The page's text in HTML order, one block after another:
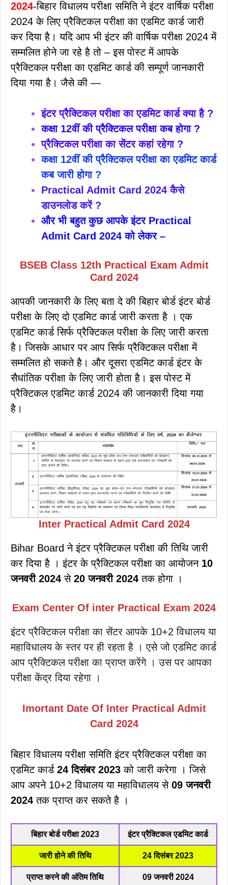
2024-बिहार विधालय परीक्षा समिति ने इंटर वार्षिक परीक्षा
2024 के लिए प्रैक्टिकल परीक्षा का एडमिट कार्ड जारी
कर दिया है। यदि आप भी इंटर की वार्षिक परीक्षा 2024 में
सम्मलित होने जा रहे है तो – इस पोस्ट में आपके
प्रैक्टिकल परीक्षा का एडमिट कार्ड की सम्पूर्ण जानकारी
दिया गया है। जैसे की —
इंटर प्रैक्टिकल परीक्षा का एडमिट कार्ड क्या है ?
कक्षा 12वीं की प्रैक्टिकल परीक्षा कब होगा ?
प्रैक्टिकल परीक्षा का सेंटर कहां रहेगा ?
कक्षा 12वीं की प्रैक्टिकल परीक्षा का एडमिट कार्ड
कब जारी होगा ?
Practical Admit Card 2024 कैसे
डाउनलोड करें ?
और भी बहुत कुछ आपके इंटर Practical
Admit Card 2024 को लेकर –
BSEB Class 12th Practical Exam Admit
Card 2024
आपकी जानकारी के लिए बता दे की बिहार बोर्ड इंटर बोर्ड
परीक्षा के लिए दो एडमिट कार्ड जारी करता है । एक
एडमिट कार्ड सिर्फ प्रैक्टिकल परीक्षा के लिए जारी करता
है। जिसके आधार पर आप सिर्फ प्रैक्टिकल परीक्षा में
सम्मलित हो सकते है। और दूसरा एडमिट कार्ड इंटर के
सैधांतिक परीक्षा के लिए जारी होता है। इस पोस्ट में
प्रैक्टिकल एडमिट कार्ड 2024 की जानकारी दिया गया
है।
Inter Practical Admit Card 2024
Bihar Board ने इंटर प्रैक्टिकल परीक्षा की तिथि जारी
कर दिया है । इंटर के प्रैक्टिकल परीक्षा का आयोजन 10
जनवरी 2024से 20 जनवरी 2024 तक होगा ।
Exam Center Of inter Practical Exam 2024
इंटर प्रैक्टिकल परीक्षा का सेंटर आपके 10+2 विधालय या
महाविधालय के स्तर पर ही रहता है । एसे जो एडमिट कार्ड
आप प्रैक्टिकल परीक्षा का प्राप्त करेंगे । उस पर आपका
परीक्षा केंद्र दिया रहेगा ।
Imortant Date Of Inter Practical Admit
Card 2024
बिहार विधालय परीक्षा समिति इंटर प्रैक्टिकल परीक्षा का
एडमिट कार्ड 24 दिसंबर 2023 को जारी करेगा । जिसे
आप अपने 10+2 विधालय या महाविधालय से 09 जनवरी
2024 तक प्राप्त कर सकते है ।
बिहार बोर्ड परीक्षा 2023 इंटर प्रैक्टिकल एडमिट कार्ड
जारी होने की तिथि 24 दिसंबर 2023
प्राप्त करने की अंतिम तिथि 09 जनवरी 2024